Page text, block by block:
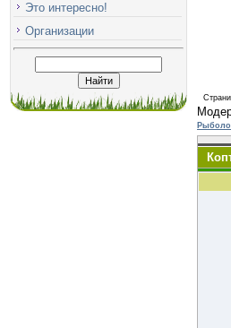
Это интересно!
Организации